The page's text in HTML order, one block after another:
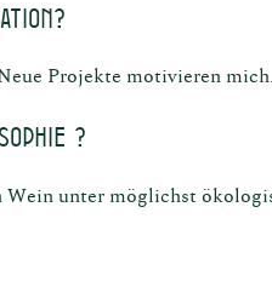
Projekte motivieren mich.
?
Wein unter möglichst